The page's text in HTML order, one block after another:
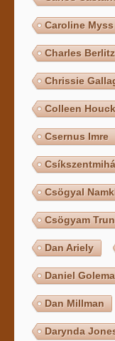
Caroline Myss
Charles Berlitz
Chrissie
Colleen
Csernus Imre
Csögyal
Csögyam
Dan Ariely
Daniel
Dan Millman
Darynda